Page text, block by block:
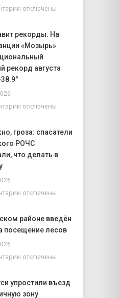
7
августа
электроэнергии
к
Зенкевич
проверила
готовность
торговых
учебного
отключены
рекорды. На
«Мозырь»
рекорд августа
к
ставит
рекорды.
На
национальный
августа
равный
отключены
гроза: спасатели
РОЧС
что делать в
к
гроза:
спасатели
рассказали,
делать
отключены
районе введён
посещение лесов
к
Брагинском
районе
отключены
упростили въезд
зону